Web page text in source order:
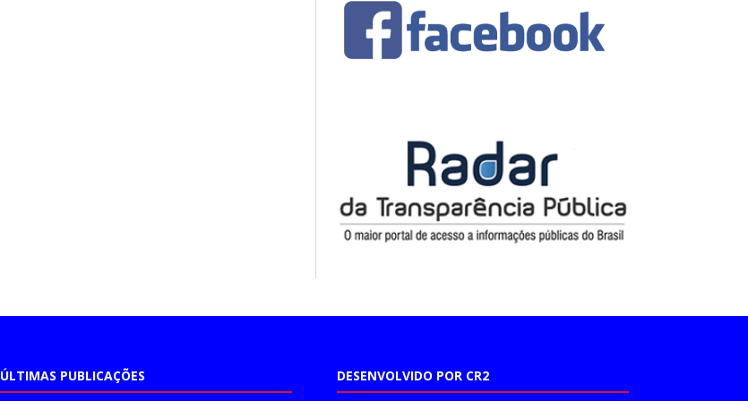
ÚLTIMAS PUBLICAÇÕES DESENVOLVIDO POR CR2